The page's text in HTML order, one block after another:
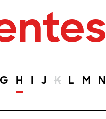
G H I J K L M N